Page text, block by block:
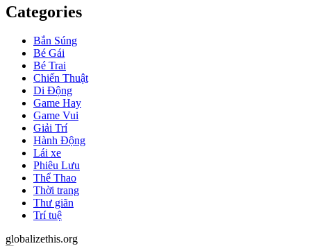
Categories
Bắn Súng
Bé Gái
Bé Trai
Chiến Thuật
Di Động
Game Hay
Game Vui
Giải Trí
Hành Động
Lái xe
Phiêu Lưu
Thể Thao
Thời trang
Thư giãn
Trí tuệ
globalizethis.org